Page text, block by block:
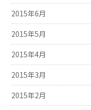
2015年6月
2015年5月
2015年4月
2015年3月
2015年2月